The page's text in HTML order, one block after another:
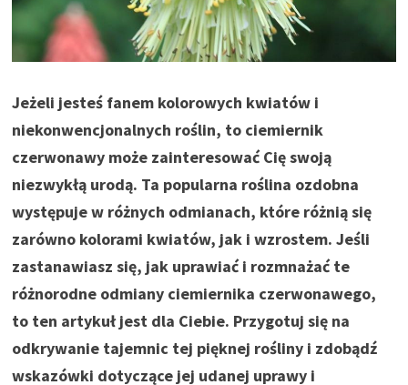
Jeżeli jesteś fanem kolorowych kwiatów i
niekonwencjonalnych roślin, to ciemiernik
czerwonawy może zainteresować Cię swoją
niezwykłą urodą. Ta popularna roślina ozdobna
występuje w różnych odmianach, które różnią się
zarówno kolorami kwiatów, jak i wzrostem. Jeśli
zastanawiasz się, jak uprawiać i rozmnażać te
różnorodne odmiany ciemiernika czerwonawego,
to ten artykuł jest dla Ciebie. Przygotuj się na
odkrywanie tajemnic tej pięknej rośliny i zdobądź
wskazówki dotyczące jej udanej uprawy i